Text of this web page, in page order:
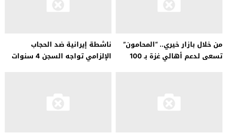
من خلال بازار خيري.. “المحامون”
تسعى لدعم أهالي غزة بـ 100
ناشطة إيرانية ضد الحجاب
الإلزامي تواجه السجن 4 سنوات